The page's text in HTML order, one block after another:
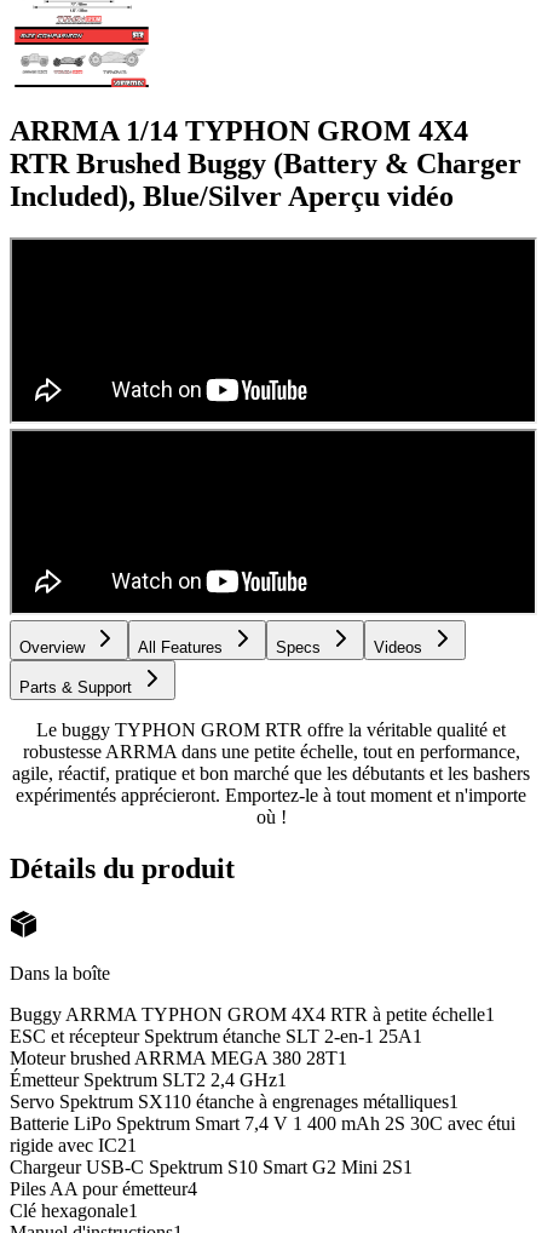
ARRMA 1/14 TYPHON GROM 4X4
RTR Brushed Buggy (Battery & Charger
Included), Blue/SilverAperçu vidéo
Overview All Features Specs Videos
Parts & Support
Le buggy TYPHON GROM RTR offre la véritable qualité et
robustesse ARRMA dans une petite échelle, tout en performance,
agile, réactif, pratique et bon marché que les débutants et les bashers
expérimentés apprécieront. Emportez-le à tout moment et n'importe
où !
Détails du produit
Dans la boîte
Buggy ARRMA TYPHON GROM 4X4 RTR à petite échelle1
ESC et récepteur Spektrum étanche SLT 2-en-1 25A1
Moteur brushed ARRMA MEGA 380 28T1
Émetteur Spektrum SLT2 2,4 GHz1
Servo Spektrum SX110 étanche à engrenages métalliques1
Batterie LiPo Spektrum Smart 7,4 V 1 400 mAh 2S 30C avec étui
rigide avec IC21
Chargeur USB-C Spektrum S10 Smart G2 Mini 2S1
Piles AA pour émetteur4
Clé hexagonale1